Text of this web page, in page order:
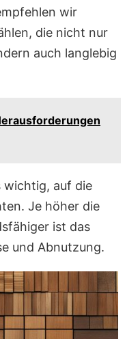
wir
die nicht nur
auch langlebig
wichtig, auf die
Je höher die
ist das
und Abnutzung.